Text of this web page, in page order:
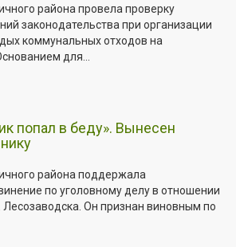
района провела проверку
законодательства при организации
коммунальных отходов на
для...
попал в беду». Вынесен
района поддержала
по уголовному делу в отношении
Лесозаводска. Он признан виновным по